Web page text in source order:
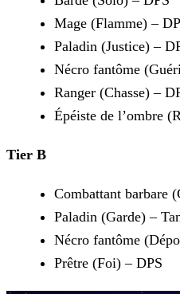
Mage (Flamme) –
Paladin (Justice) –
Nécro fantôme
Ranger (Chasse) –
Épéiste de l’ombre
Tier B
Combattant barbare
Paladin (Garde) –
Nécro fantôme
Prêtre (Foi) – DPS